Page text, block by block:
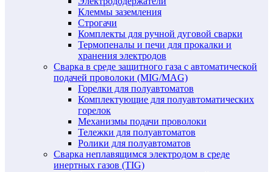
Клеммы заземления
Строгачи
Комплекты для ручной дуговой сварки
Термопеналы и печи для прокалки и
хранения электродов
Сварка в среде защитного газа с автоматической
подачей проволоки (MIG/MAG)
Горелки для полуавтоматов
Комплектующие для полуавтоматических
горелок
Механизмы подачи проволоки
Тележки для полуавтоматов
Ролики для полуавтоматов
Сварка неплавящимся электродом в среде
инертных газов (TIG)